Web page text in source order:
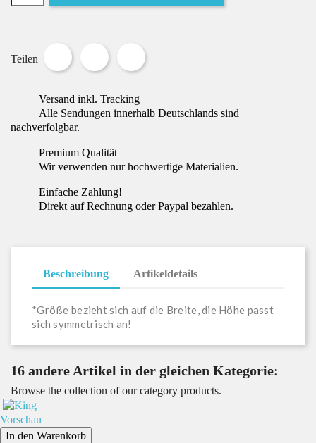
Teilen
Versand inkl. Tracking
Alle Sendungen innerhalb Deutschlands sind
nachverfolgbar.
Premium Qualität
Wir verwenden nur hochwertige Materialien.
Einfache Zahlung!
Direkt auf Rechnung oder Paypal bezahlen.
Beschreibung Artikeldetails
*Größe bezieht sich auf die Breite, die Höhe passt
sich symmetrisch an!
16 andere Artikel in der gleichen Kategorie:
Browse the collection of our category products.
Vorschau
In den Warenkorb